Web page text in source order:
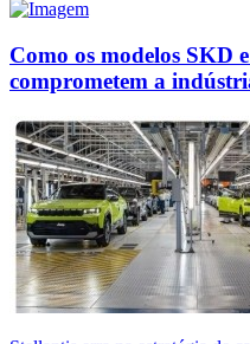
Como os modelos SKD
comprometem a